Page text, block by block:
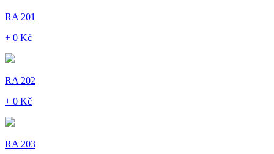
RA 201
+ 0 Kč
RA 202
+ 0 Kč
RA 203